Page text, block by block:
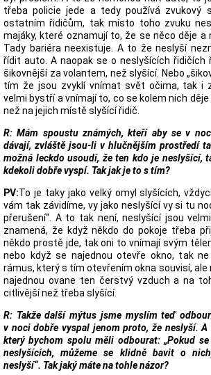
třeba policie jede a tedy používá zvukový
ostatním řidičům, tak místo toho zvuku
majáky, které oznamují to, že se něco děje a
Tady bariéra neexistuje. A to že neslyší
řídit auto. A naopak se o neslyšících řidičích
šikovnější za volantem, než slyšící. Nebo
tím že jsou zvyklí vnímat svět očima, tak i
velmi bystří a vnímají to, co se kolem nich
než na jejich místě slyšící řidič.
R: Mám spoustu známých, kteří aby se v
dávají, zvláště jsou-li v hlučnějším prostředí
možná leckdo usoudí, že ten kdo je neslyšící,
kdekoli dobře vyspí. Tak jak je to s tím?
PV:To je taky jako velký omyl slyšících,
vám tak závidíme, vy jako neslyšící vy si tu
přerušení“. A to tak není, neslyšící jsou
znamená, že když někdo do pokoje třeba
někdo prostě jde, tak oni to vnímají svým
nebo když se najednou otevře okno, tak
rámus, který s tím otevřením okna souvisí, ale
najednou ovane ten čerstvý vzduch a na
citlivější než třeba slyšící.
R: Takže další mýtus jsme myslím teď
v noci dobře vyspal jenom proto, že neslyší. A
který bychom spolu měli odbourat: „Pokud
neslyšících, můžeme se klidně bavit o
neslyší“. Tak jaký máte na tohle názor?